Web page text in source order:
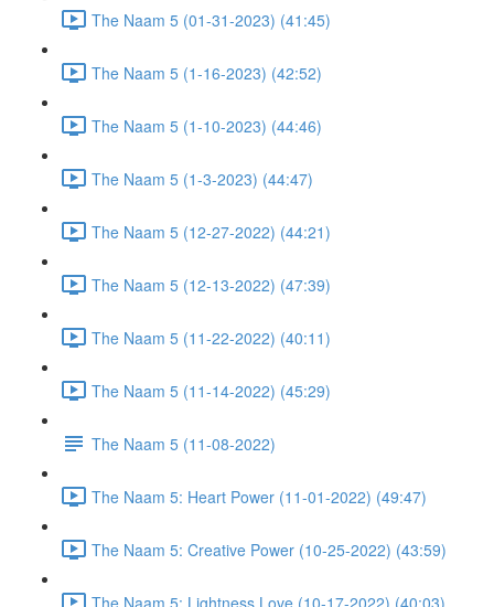
The Naam 5 (01-31-2023) (41:45)
The Naam 5 (1-16-2023) (42:52)
The Naam 5 (1-10-2023) (44:46)
The Naam 5 (1-3-2023) (44:47)
The Naam 5 (12-27-2022) (44:21)
The Naam 5 (12-13-2022) (47:39)
The Naam 5 (11-22-2022) (40:11)
The Naam 5 (11-14-2022) (45:29)
The Naam 5 (11-08-2022)
The Naam 5: Heart Power (11-01-2022) (49:47)
The Naam 5: Creative Power (10-25-2022) (43:59)
The Naam 5: Lightness Love (10-17-2022) (40:03)